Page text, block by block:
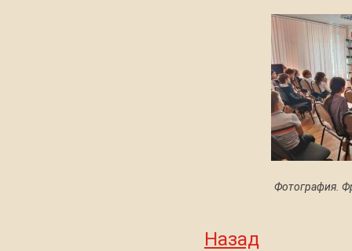
Фотография.
Назад